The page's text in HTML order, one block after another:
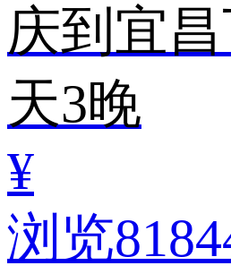
庆到宜
天3晚
¥
浏览